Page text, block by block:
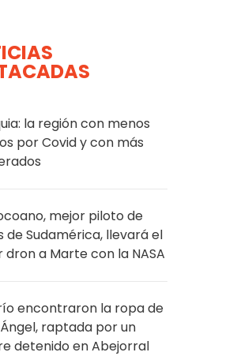
la región con menos
por Covid y con más
mejor piloto de
de Sudamérica, llevará el
dron a Marte con la NASA
encontraron la ropa de
raptada por un
detenido en Abejorral